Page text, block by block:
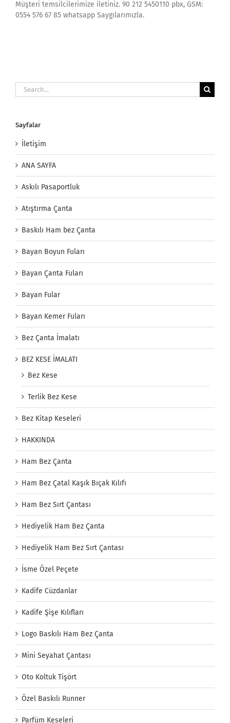
Müşteri temsilcilerimize iletiniz. 90 212 5450110 pbx, GSM:
0554 576 67 85 whatsapp Saygılarımızla.
Search
for:
Sayfalar
İletişim
ANA SAYFA
Askılı Pasaportluk
Atıştırma Çanta
Baskılı Ham bez Çanta
Bayan Boyun Fuları
Bayan Çanta Fuları
Bayan Fular
Bayan Kemer Fuları
Bez Çanta İmalatı
BEZ KESE İMALATI
Bez Kese
Terlik Bez Kese
Bez Kitap Keseleri
HAKKINDA
Ham Bez Çanta
Ham Bez Çatal Kaşık Bıçak Kılıfı
Ham Bez Sırt Çantası
Hediyelik Ham Bez Çanta
Hediyelik Ham Bez Sırt Çantası
İsme Özel Peçete
Kadife Cüzdanlar
Kadife Şişe Kılıfları
Logo Baskılı Ham Bez Çanta
Mini Seyahat Çantası
Oto Koltuk Tişört
Özel Baskılı Runner
Parfüm Keseleri